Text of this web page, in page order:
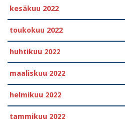
kesäkuu 2022
toukokuu 2022
huhtikuu 2022
maaliskuu 2022
helmikuu 2022
tammikuu 2022